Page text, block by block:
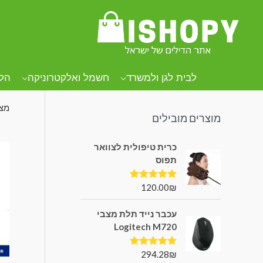
לבית לגן ולמשרד חשמל ואלקטרוניקה
קטגוריות מוצרים
מוצרים מובילים
כרית טיפולית לצוואר
תפוס
דורג5.00
120.00₪
עכבר נייד תלת מצבי
Logitech M720
דורג5.00
294.28₪